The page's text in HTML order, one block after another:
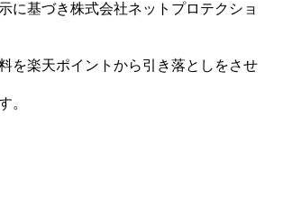
に基づき株式会社ネットプロテクショ
を楽天ポイントから引き落としをさせ
。